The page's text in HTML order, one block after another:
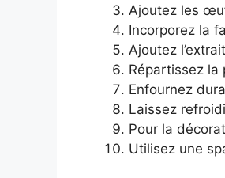
Ajoutez les
Incorporez la
Ajoutez
Répartissez la
Enfournez
Laissez
Pour la
Utilisez une